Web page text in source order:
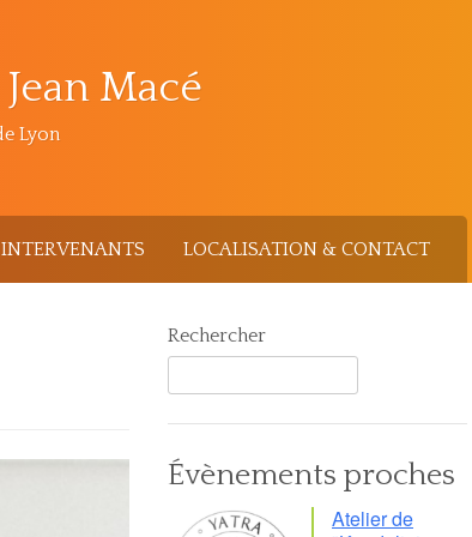
Macé
Lyon
INTERVENANTS LOCALISATION & CONTACT
Rechercher
Évènements proches
Atelier de